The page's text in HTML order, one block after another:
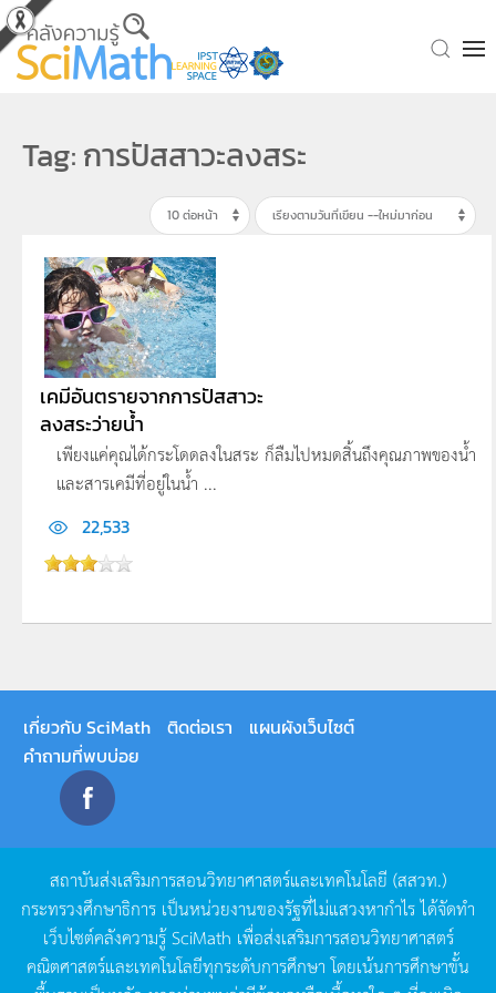
Skip to main content
Tag: การปัสสาวะลงสระ
เคมีอันตรายจากการปัสสาวะ
ลงสระว่ายน้ำ
เพียงแค่คุณได้กระโดดลงในสระ ก็ลืมไปหมดสิ้นถึงคุณภาพของน้ำ
และสารเคมีที่อยู่ในน้ำ ...
22,533
เกี่ยวกับ SciMath ติดต่อเรา
แผนผังเว็บไซต์
คำถามที่พบบ่อย
สถาบันส่งเสริมการสอนวิทยาศาสตร์และเทคโนโลยี (สสวท.)
กระทรวงศึกษาธิการ เป็นหน่วยงานของรัฐที่ไม่แสวงหากำไรได้จัดทำ
เว็บไซต์คลังความรู้SciMath เพื่อส่งเสริมการสอนวิทยาศาสตร์
คณิตศาสตร์และเทคโนโลยีทุกระดับการศึกษา โดยเน้นการศึกษาขั้น